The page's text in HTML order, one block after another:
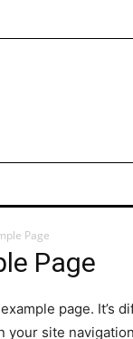
Page
Page
page. It’s
your site